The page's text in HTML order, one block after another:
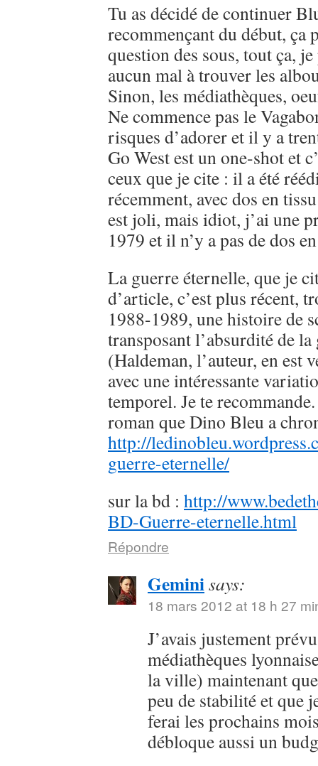
Tu as décidé de continuer
recommençant du début, ça
question des sous, tout ça,
aucun mal à trouver les
Sinon, les médiathèques,
Ne commence pas le
risques d’adorer et il y a
Go West est un one-shot et
ceux que je cite : il a été
récemment, avec dos en
est joli, mais idiot, j’ai une
1979 et il n’y a pas de dos
La guerre éternelle, que je
d’article, c’est plus récent,
1988-1989, une histoire de
transposant l’absurdité de
(Haldeman, l’auteur, en est
avec une intéressante
temporel. Je te
roman que Dino Bleu a
http://
guerre-eternelle/
sur la bd : http://
BD-Guerre-eternelle.html
Répondre
Geminisays:
18 mars 2012 at 18 h 27
J’avais justement
médiathèques
la ville) maintenant
peu de stabilité et que
ferai les prochains
débloque aussi un